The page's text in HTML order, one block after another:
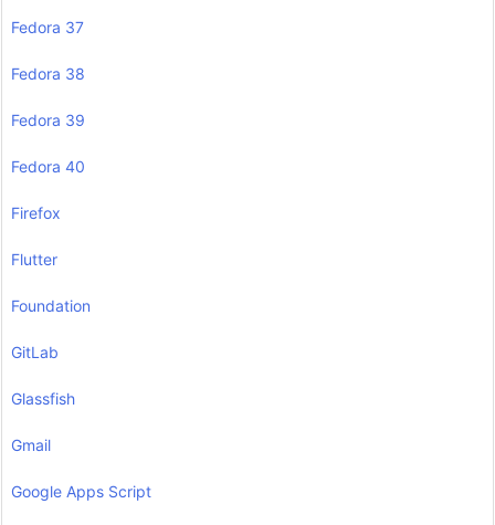
Fedora 37
Fedora 38
Fedora 39
Fedora 40
Firefox
Flutter
Foundation
GitLab
Glassfish
Gmail
Google Apps Script